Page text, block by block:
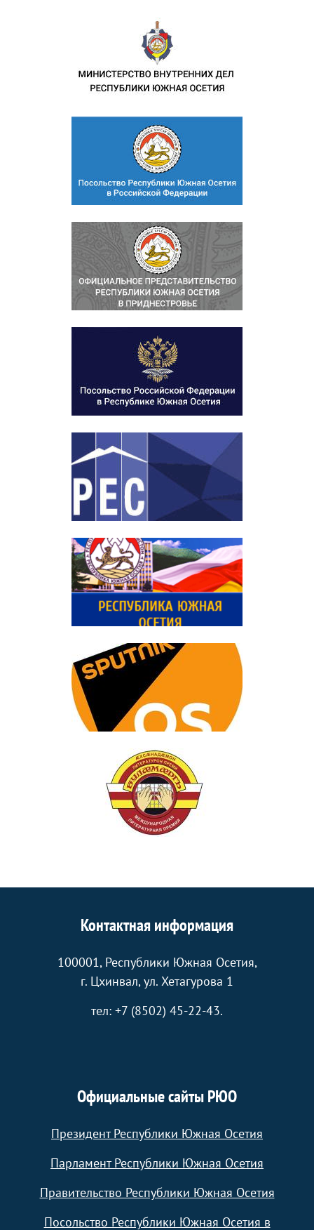
Контактная информация
100001, Республики Южная Осетия,
г. Цхинвал, ул. Хетагурова 1
тел: +7 (8502) 45-22-43.
Официальные сайты РЮО
Президент Республики Южная Осетия
Парламент Республики Южная Осетия
Правительство Республики Южная Осетия
Посольство Республики Южная Осетия в